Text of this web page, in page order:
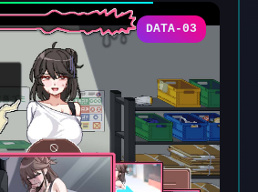
DATA-03